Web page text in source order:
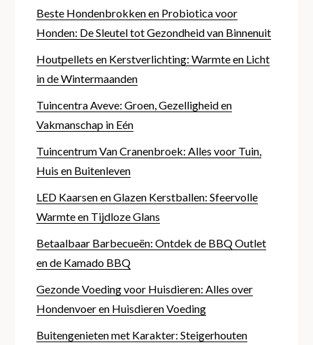
Beste Hondenbrokken en Probiotica voor
Honden: De Sleutel tot Gezondheid van Binnenuit
Houtpellets en Kerstverlichting: Warmte en Licht
in de Wintermaanden
Tuincentra Aveve: Groen, Gezelligheid en
Vakmanschap in Eén
Tuincentrum Van Cranenbroek: Alles voor Tuin,
Huis en Buitenleven
LED Kaarsen en Glazen Kerstballen: Sfeervolle
Warmte en Tijdloze Glans
Betaalbaar Barbecueën: Ontdek de BBQ Outlet
en de Kamado BBQ
Gezonde Voeding voor Huisdieren: Alles over
Hondenvoer en Huisdieren Voeding
Buitengenieten met Karakter: Steigerhouten